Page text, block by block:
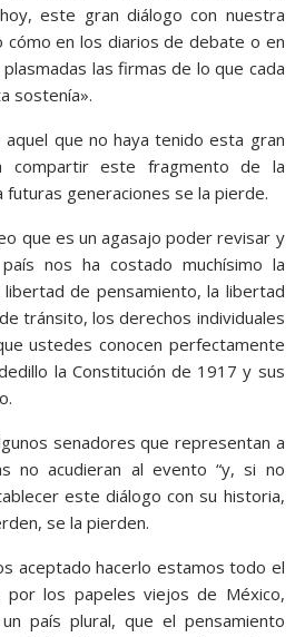
este gran diálogo con nuestra
cómo en los diarios de debate o en
las firmas de lo que cada
sostenía».
que no haya tenido esta gran
compartir este fragmento de la
generaciones se la pierde.
que es un agasajo poder revisar y
nos ha costado muchísimo la
de pensamiento, la libertad
tránsito, los derechos individuales
ustedes conocen perfectamente
la Constitución de 1917 y sus
senadores que representan a
no acudieran al evento “y, si no
este diálogo con su historia,
se la pierden.
aceptado hacerlo estamos todo el
los papeles viejos de México,
país plural, que el pensamiento